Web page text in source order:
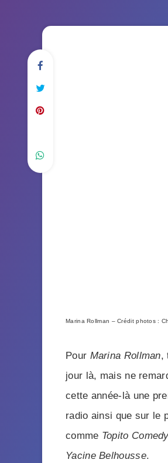
Marina Rollman – Crédit photos :
Pour Marina Rollman,
jour là, mais ne
cette année-là une
radio ainsi que sur le
comme Topito
Yacine Belhousse.